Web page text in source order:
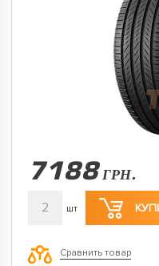
7188 ГРН.
2 шт
Сравнить товар